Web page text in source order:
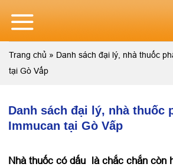
content
Trang chủ » Danh sách đại lý, nhà thuốc
tại Gò Vấp
Danh sách đại lý, nhà thuốc
Immucan tại Gò Vấp
Nhà thuốc có dấu là chắc chắn còn